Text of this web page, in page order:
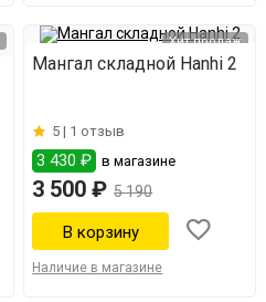
Хит продаж
Мангал складной Hanhi 2
5 | 1 отзыв
3 430 ₽ в магазине
3 500 ₽ 5 190
Наличие в магазине